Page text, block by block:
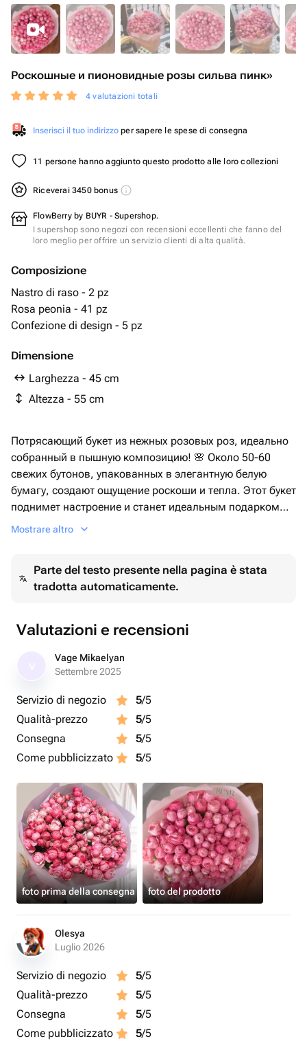
Роскошные и пионовидные розы сильва пинк»
4 valutazioni totali
Inserisci il tuo indirizzo per sapere le spese di consegna
11 persone hanno aggiunto questo prodotto alle loro collezioni
Riceverai 3450 bonus
FlowBerry by BUYR - Supershop.
I supershop sono negozi con recensioni eccellenti che fanno del
loro meglio per offrire un servizio clienti di alta qualità.
Composizione
Nastro di raso - 2 pz
Rosa peonia - 41 pz
Confezione di design - 5 pz
Dimensione
Larghezza - 45 cm
Altezza - 55 cm
Потрясающий букет из нежных розовых роз, идеально
собранный в пышную композицию! 🌸 Около 50-60
свежих бутонов, упакованных в элегантную белую
бумагу, создают ощущение роскоши и тепла. Этот букет
поднимет настроение и станет идеальным подарком
для любого случая — дня рождения, свидания или
Mostrare altro
Parte del testo presente nella pagina è stata
tradotta automaticamente.
Valutazioni e recensioni
Vage Mikaelyan
Settembre 2025
Servizio di negozio 5/5
Qualità-prezzo
5/5
Consegna
5/5
Come pubblicizzato
5/5
foto prima della consegna foto del prodotto
Olesya
Luglio 2026
Servizio di negozio 5/5
Qualità-prezzo
5/5
Consegna
5/5
Come pubblicizzato
5/5